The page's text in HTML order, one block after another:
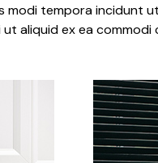
modi tempora incidunt
ut aliquid ex ea